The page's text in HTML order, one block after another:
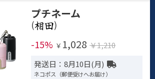
プチネーム
(
)
-15% ￥ 1,028 ￥1,210
発送日：8月10日(月)
ネコポス（郵便受けへお届け）